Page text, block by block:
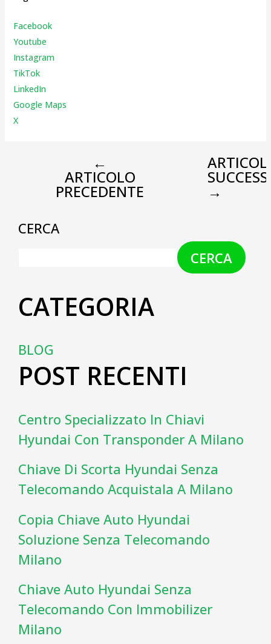
Facebook
Youtube
Instagram
TikTok
LinkedIn
Google Maps
X
←
ARTICOLO
PRECEDENTE →
CERCA
CERCA
CATEGORIA
BLOG
POST RECENTI
Centro Specializzato In Chiavi
Hyundai Con Transponder A Milano
Chiave Di Scorta Hyundai Senza
Telecomando Acquistala A Milano
Copia Chiave Auto Hyundai
Soluzione Senza Telecomando
Milano
Chiave Auto Hyundai Senza
Telecomando Con Immobilizer
Milano